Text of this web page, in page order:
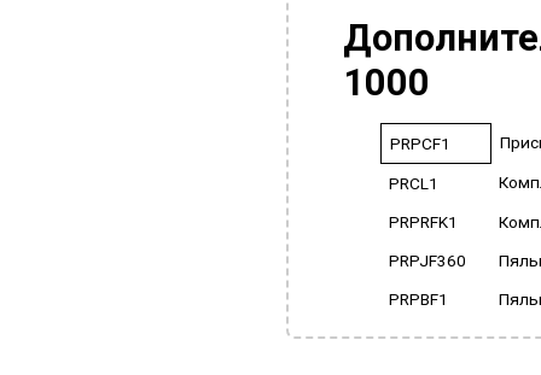
1000
PRPCF1
PRCL1
PRPRFK1
PRPJF360
PRPBF1